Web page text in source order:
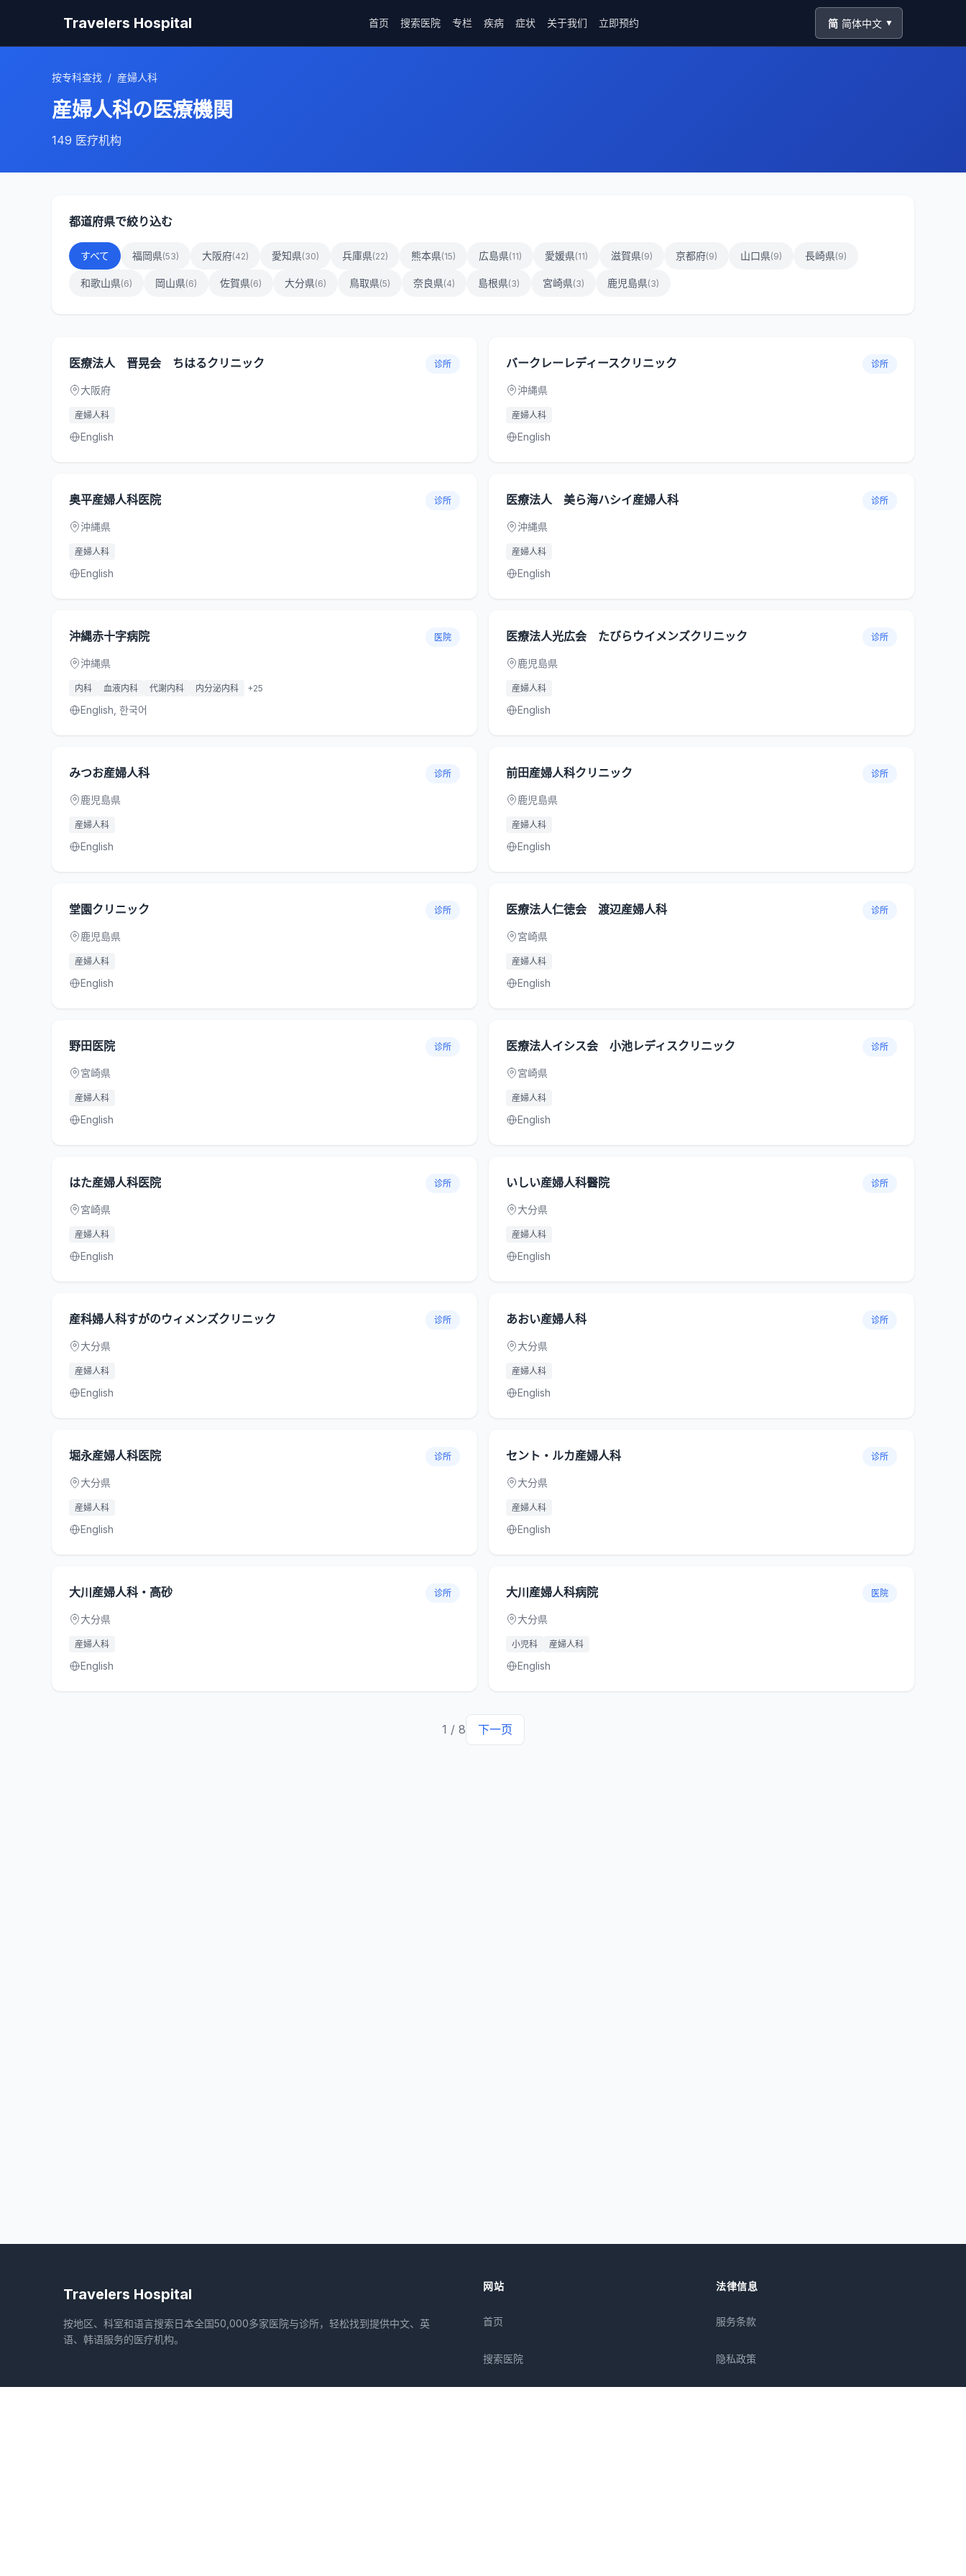
Travelers Hospital 首页 搜索医院 专栏 疾病 症状 关于我们 立即预约 简 简体中文 ▼
按专科查找 / 産婦人科
産婦人科の医療機関
149 医疗机构
都道府県で絞り込む
すべて 福岡県(53) 大阪府(42) 愛知県(30) 兵庫県(22) 熊本県(15) 広島県(11) 愛媛県(11) 滋賀県(9) 京都府(9) 山口県(9) 長崎県(9)
和歌山県(6) 岡山県(6) 佐賀県(6) 大分県(6) 鳥取県(5) 奈良県(4) 島根県(3) 宮崎県(3) 鹿児島県(3)
医療法人 晋晃会 ちはるクリニック 诊所
大阪府
産婦人科
English
バークレーレディースクリニック 诊所
沖縄県
産婦人科
English
奥平産婦人科医院 诊所
沖縄県
産婦人科
English
医療法人 美ら海ハシイ産婦人科 诊所
沖縄県
産婦人科
English
沖縄赤十字病院 医院
沖縄県
内科 血液内科 代謝内科 内分泌内科 +25
English, 한국어
医療法人光広会 たびらウイメンズクリニック 诊所
鹿児島県
産婦人科
English
みつお産婦人科 诊所
鹿児島県
産婦人科
English
前田産婦人科クリニック 诊所
鹿児島県
産婦人科
English
堂園クリニック 诊所
鹿児島県
産婦人科
English
医療法人仁徳会 渡辺産婦人科 诊所
宮崎県
産婦人科
English
野田医院 诊所
宮崎県
産婦人科
English
医療法人イシス会 小池レディスクリニック 诊所
宮崎県
産婦人科
English
はた産婦人科医院 诊所
宮崎県
産婦人科
English
いしい産婦人科醫院 诊所
大分県
産婦人科
English
産科婦人科すがのウィメンズクリニック 诊所
大分県
産婦人科
English
あおい産婦人科 诊所
大分県
産婦人科
English
堀永産婦人科医院 诊所
大分県
産婦人科
English
セント・ルカ産婦人科 诊所
大分県
産婦人科
English
大川産婦人科・高砂 诊所
大分県
産婦人科
English
大川産婦人科病院 医院
大分県
小児科 産婦人科
English
1 / 8 下一页
Travelers Hospital
按地区、科室和语言搜索日本全国50,000多家医院与诊所，轻松找到提供中文、英
语、韩语服务的医疗机构。
网站
首页
搜索医院
法律信息
服务条款
隐私政策